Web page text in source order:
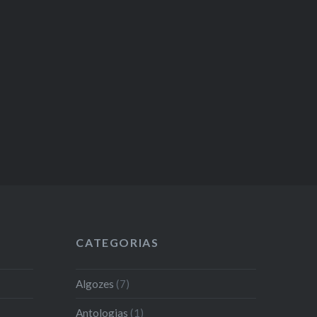
CATEGORIAS
Algozes (7)
Antologias (1)